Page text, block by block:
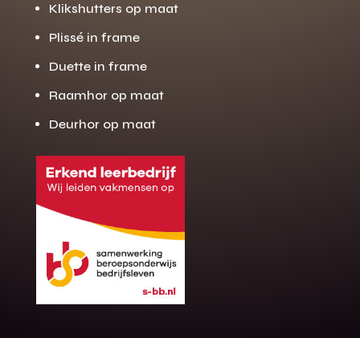
Gratis offerte
op maat?
Binnen 24 uur jouw gratis offerte
10 jaar garantie op de montage
Klikshutters op maat
Plissé in frame
Duette in frame
Raamhor op maat
Deurhor op maat